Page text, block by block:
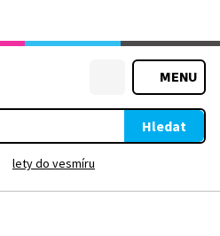
MENU
Hledat
lety do vesmíru